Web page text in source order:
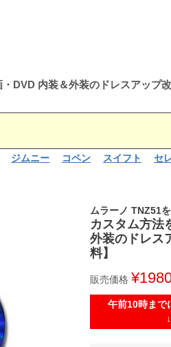
DVD 内装＆外装のドレスアップ
ジムニー コペン スイフト セ
ムラーノ TNZ51
カスタム方法
外装のドレス
料】
販売価格 ¥
午前10時まで